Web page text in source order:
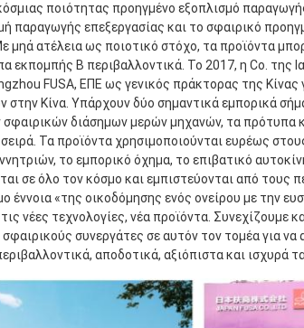
ποιότητας προηγμένο εξοπλισμό
παραγωγής επεξεργασίας και το σφαιρικό
μηά ατέλεια ως ποιοτικό στόχο, τα προϊόντα
εκπομπής Β περιβαλλοντικά. Το 2017, η Co. της
FUSA, ΕΠΕ ως γενικός πράκτορας της Κίνας
Κίνα. Υπάρχουν δύο σημαντικά εμπορικά
διάσημων μερών μηχανών, τα πρότυπα
Τα προϊόντα χρησιμοποιούνται ευρέως
το εμπορικό όχημα, το επιβατικό
σε όλο τον κόσμο και εμπιστεύονται από τους
έννοια «της οικοδόμησης ενός ονείρου με την
νέες τεχνολογίες, νέα προϊόντα. Συνεχίζουμε
συνεργάτες σε αυτόν τον τομέα για
αποδοτικά, αξιόπιστα και ισχυρά